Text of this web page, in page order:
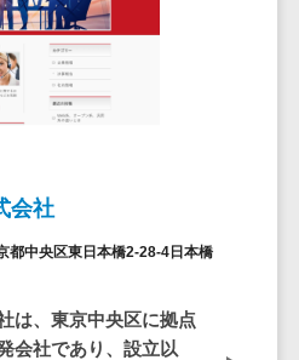
サービス> DLPツール>
不正検知サービス>
システム>
サービス>
ル>
問い合わせ管
システム
遠隔サポート
ール
通話録音・解
システム
ト
FAQシステム
会社
都中央区東日本橋2-28-4日本橋
は、東京中央区に拠点
会社であり、設立以